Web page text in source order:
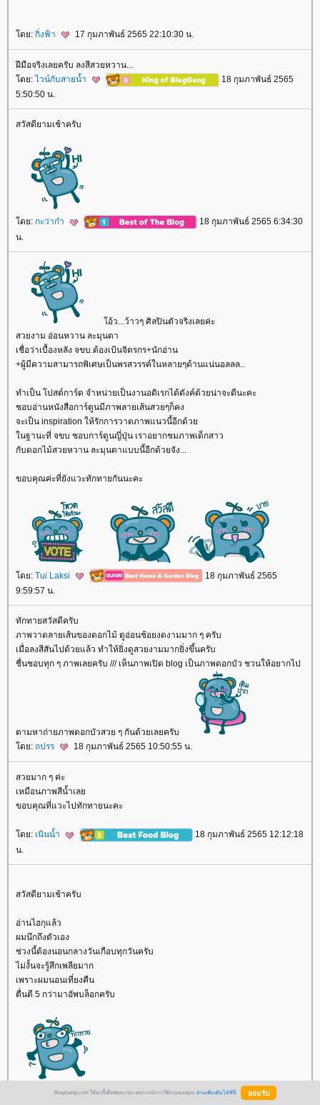
ดย: กิ่งฟ้า 17 กุมภาพันธ์ 2565 22:10:30 น.
ฝีมือจริงเลยครับ ลงสีสวยหวาน...
ดย: ไวน์กับสายน้ำ
18 กุมภาพันธ์ 2565
5:50:50 น.
สวัสดียามเช้าครับ
ดย: กะว่าก๋า
18 กุมภาพันธ์ 2565 6:34:30
น.
อ้ว...ว้าวๆ ศิลปินตัวจริงเลยค่ะ
สวยงาม อ่อนหวาน ละมุนตา
เชื่อว่าเบื้องหลัง จขบ.ต้องเป้นจิตรกร+นักอ่าน
+ผู้มีความสามารถพิเศษเป็นพรสวรรค์ในหลายๆด้านแน่นอลลล..
ทำเป็น โปสต์การ์ด จำหน่ายเป็นงานอดิเรกได้ตังค์ด้วยน่าจะดีนะคะ
ชอบอ่านหนังสือการ์ตูนมีภาพลายเส้นสวยๆก็คง
จะเป็น inspiration ให้รักการวาดภาพแนวนี้อีกด้ว
นฐานะที่ จขบ ชอบการ์ตูนญี่ปุ่น เราอยากชมภาพเด็กสาว
กับดอกไม้สวยหวาน ละมุนตาแบบนี้อีกด้วยจัง...
ขอบคุณค่ะที่ยังแวะทักทายกันนะคะ
ดย: Tui Laksi
18 กุมภาพันธ์ 2565
9:59:57 น.
ทักทายสวัสดีครับ
ภาพวาดลายเส้นของดอกไม้ ดูอ่อนช้อยงดงามมาก ๆ ครับ
เมื่อลงสีสันไปด้วยแล้ว ทำให้ยิ่งดูสวยงามมากยิ่งขึ้นครับ
ชื่นชอบทุก ๆ ภาพเลยครับ /// เห็นภาพเปิด blog เป็นภาพดอกบัว ชวนให้อยากไป
ตามหาถ่ายภาพดอกบัวสวย ๆ กันด้วยเลยครับ
ดย: ถปรร 18 กุมภาพันธ์ 2565 10:50:55 น.
สวยมาก ๆ ค่ะ
เหมือนภาพสีน้ำเล
ขอบคุณที่แวะไปทักทายนะคะ
ดย: เนินน้ำ
18 กุมภาพันธ์ 2565 12:12:18
น.
สวัสดียามเช้าครับ
อ่านไฮกุแล้ว
ผมนึกถึงตัวเอง
ช่วงนี้ต้องนอนกลางวันเกือบทุกวันครับ
ไม่งั้นจะรู้สึกเพลียมาก
เพราะผมนอนเที่ยงคืน
ตื่นตี 5 กว่ามาอัพบล็อกครับ
กะว่าก๋า
19 กุมภาพันธ์ 2565 6:22:31
BlogGang.com ใช้คุกกี้เพื่อพัฒนาประสบการณ์การใช้งานของคุณ อ่านเพิ่มเติมได้ที่นี่